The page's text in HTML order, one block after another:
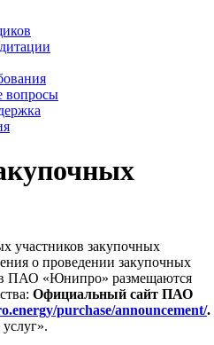
вопросы
участников закупочных
о проведении закупочных
ПАО «Юнипро» размещаются
Официальный сайт ПАО
purchase/announcement/.